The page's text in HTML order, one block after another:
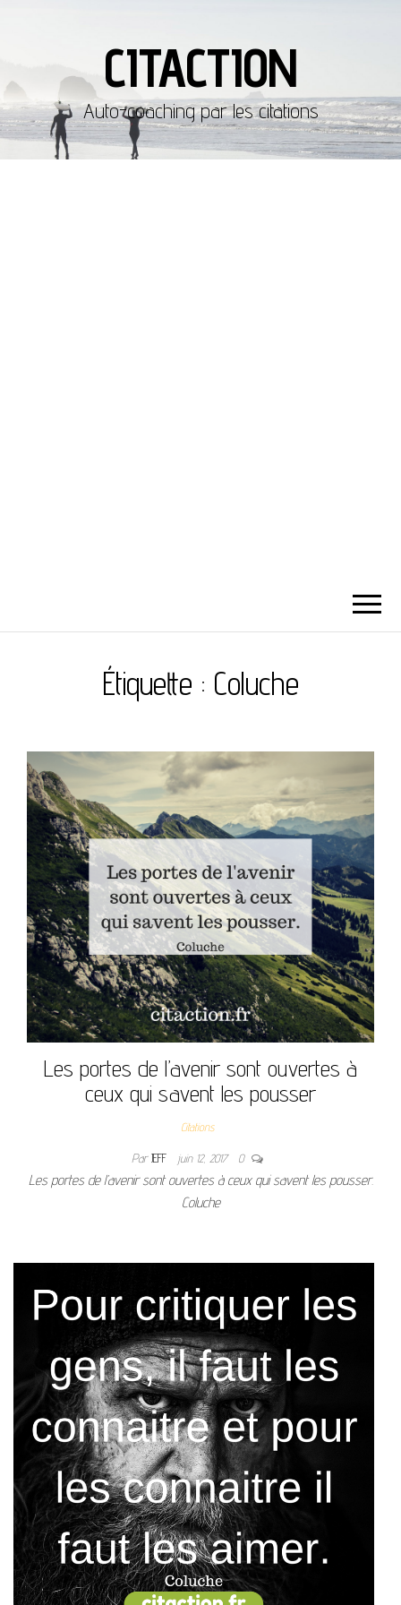
CITACTION
Auto-coaching par les citations
Étiquette : Coluche
Les portes de l’avenir sont ouvertes à
ceux qui savent les pousser
Citations
ParJEFF juin 12, 2017 0
Les portes de l’avenir sont ouvertes à ceux qui savent les pousser.
Coluche